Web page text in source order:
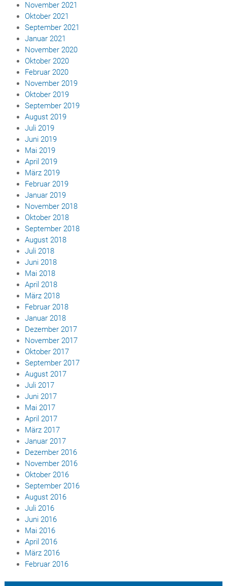
November 2021
Oktober 2021
September 2021
Januar 2021
November 2020
Oktober 2020
Februar 2020
November 2019
Oktober 2019
September 2019
August 2019
Juli 2019
Juni 2019
Mai 2019
April 2019
März 2019
Februar 2019
Januar 2019
November 2018
Oktober 2018
September 2018
August 2018
Juli 2018
Juni 2018
Mai 2018
April 2018
März 2018
Februar 2018
Januar 2018
Dezember 2017
November 2017
Oktober 2017
September 2017
August 2017
Juli 2017
Juni 2017
Mai 2017
April 2017
März 2017
Januar 2017
Dezember 2016
November 2016
Oktober 2016
September 2016
August 2016
Juli 2016
Juni 2016
Mai 2016
April 2016
März 2016
Februar 2016